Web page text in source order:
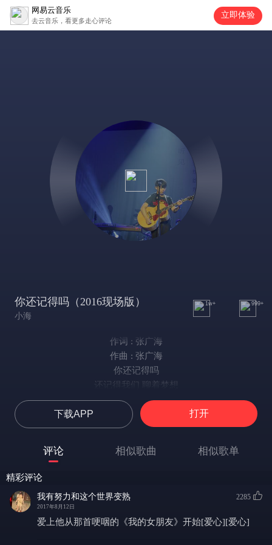
网易云音乐
去云音乐，看更多走心评论
立即体验
你还记得吗（2016现场版）
小海
1w+ 999+
作词 : 张广海
作曲 : 张广海
你还记得吗
还记得我们 聊着梦想
幻想未来 多美好
而现在我们 各自远走他乡
曾经的宣言 成为了过往
说北京 很大
你还记得吗 你还记得吗
当时的我们要在北京有个家
下载APP 打开
评论 相似歌曲 相似歌单
精彩评论
我有努力和这个世界变熟
2017年8月12日
2285
爱上他从那首哽咽的《我的女朋友》开始[爱心][爱心]